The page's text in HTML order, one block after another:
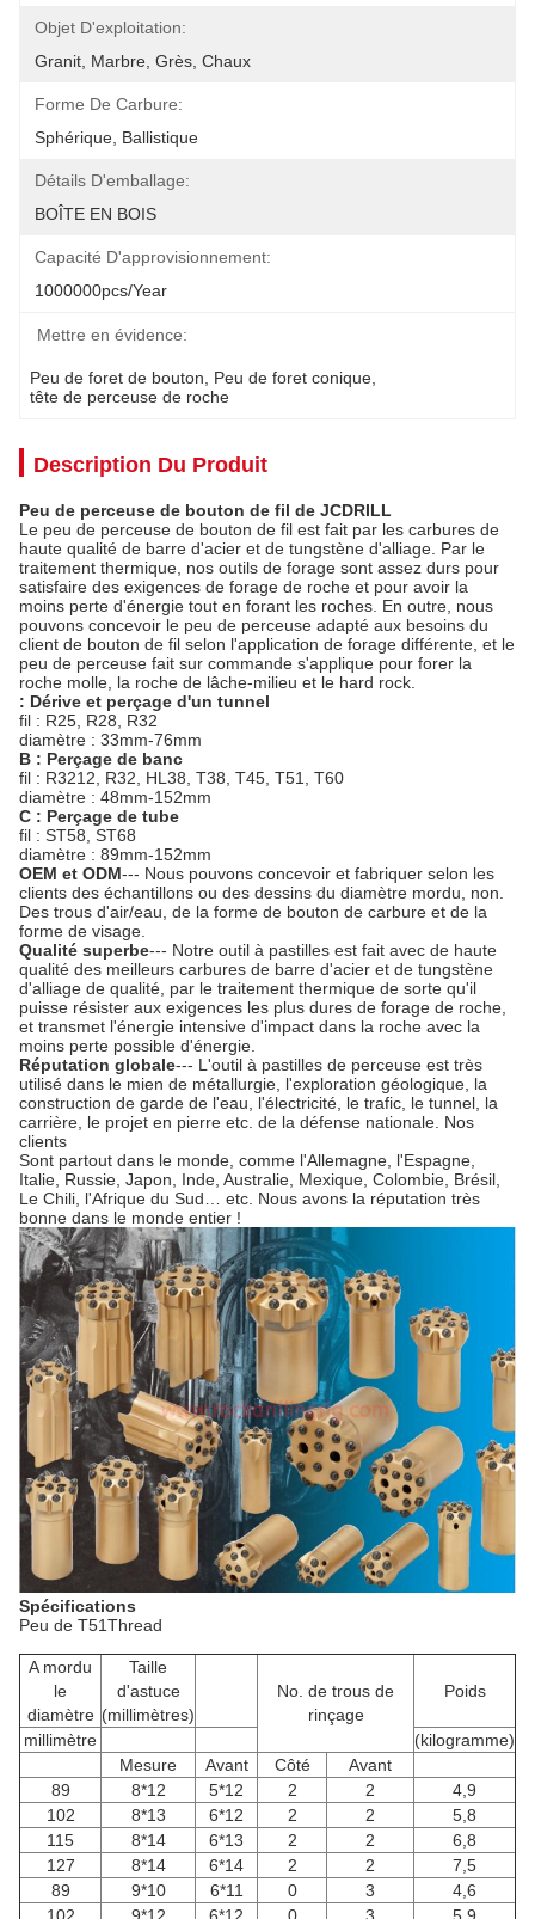
Objet D'exploitation:
Granit, Marbre, Grès, Chaux
Forme De Carbure:
Sphérique, Ballistique
Détails D'emballage:
BOÎTE EN BOIS
Capacité D'approvisionnement:
1000000pcs/year
Mettre en évidence:
Peu de foret de bouton Peu de foret conique
tête de perceuse de roche
Description Du Produit
Peu de perceuse de bouton de fil de JCDRILL
Le peu de perceuse de bouton de fil est fait par les carbures de
haute qualité de barre d'acier et de tungstène d'alliage. Par le
traitement thermique, nos outils de forage sont assez durs pour
satisfaire des exigences de forage de roche et pour avoir la
moins perte d'énergie tout en forant les roches. En outre, nous
pouvons concevoir le peu de perceuse adapté aux besoins du
client de bouton de fil selon l'application de forage différente, et le
peu de perceuse fait sur commande s'applique pour forer la
roche molle, la roche de lâche-milieu et le hard rock.
: Dérive et perçage d'un tunnel
fil : R25, R28, R32
diamètre : 33mm-76mm
B : Perçage de banc
fil : R3212, R32, HL38, T38, T45, T51, T60
diamètre : 48mm-152mm
C : Perçage de tube
fil : ST58, ST68
diamètre : 89mm-152mm
OEM et ODM--- Nous pouvons concevoir et fabriquer selon les
clients des échantillons ou des dessins du diamètre mordu, non.
Des trous d'air/eau, de la forme de bouton de carbure et de la
forme de visage.
Qualité superbe--- Notre outil à pastilles est fait avec de haute
qualité des meilleurs carbures de barre d'acier et de tungstène
d'alliage de qualité, par le traitement thermique de sorte qu'il
puisse résister aux exigences les plus dures de forage de roche,
et transmet l'énergie intensive d'impact dans la roche avec la
moins perte possible d'énergie.
Réputation globale--- L'outil à pastilles de perceuse est très
utilisé dans le mien de métallurgie, l'exploration géologique, la
construction de garde de l'eau, l'électricité, le trafic, le tunnel, la
carrière, le projet en pierre etc. de la défense nationale. Nos
clients
Sont partout dans le monde, comme l'Allemagne, l'Espagne,
Italie, Russie, Japon, Inde, Australie, Mexique, Colombie, Brésil,
Le Chili, l'Afrique du Sud… etc. Nous avons la réputation très
bonne dans le monde entier !
Spécifications
Peu de T51Thread
A mordu
le
diamètre
Taille
d'astuce
(millimètres)
No. de trous de
rinçage
Poids
millimètre
(kilogramme)
Mesure
Avant Côté
Avant
89
8*12 5*12 2 2
4,9
102
8*13 6*12 2 2
5,8
115
8*14 6*13 2 2
6,8
127
8*14 6*14 2 2
7,5
89
9*10 6*11 0 3
4,6